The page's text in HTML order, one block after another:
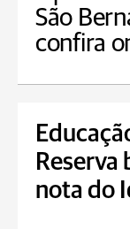
São
confira
Reserva
nota do